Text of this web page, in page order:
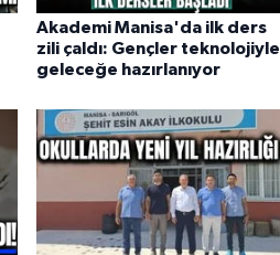
Akademi Manisa'da ilk ders
zili çaldı: Gençler teknolojiyle
geleceğe hazırlanıyor